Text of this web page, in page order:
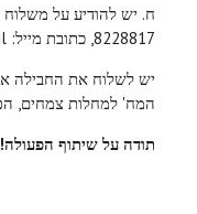
8228817, כתובת מייל: yael.rekah@mail.huji.ac.il
יש לשלוח את החבילה
המח' למחלות צמחים,
תודה על שיתוף הפעולה!